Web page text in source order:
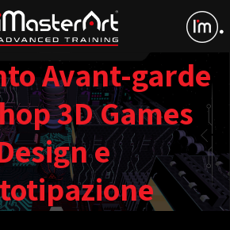
Avant-garde
3D Games
e